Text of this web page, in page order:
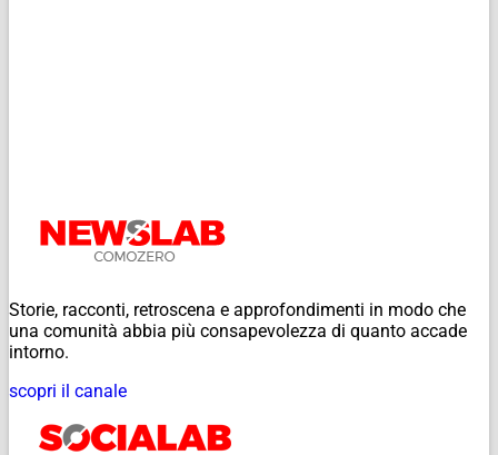
Storie, racconti, retroscena e approfondimenti in modo che
una comunità abbia più consapevolezza di quanto accade
intorno.
scopri il canale